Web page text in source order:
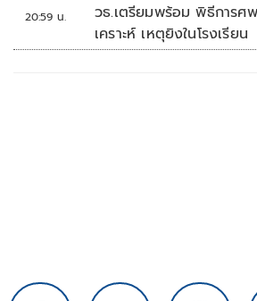
20:59 น.
วธ.เตรียมพร้อม พิธีการศพ
เคราะห์ เหตุยิงในโรงเรียน